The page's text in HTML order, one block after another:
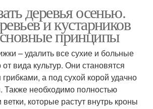
деревья осенью.
и кустарников
принципы
– удалить все сухие и больные
вида культур. Они становятся
а под сухой корой удачно
Также необходимо полностью
которые растут внутрь кроны